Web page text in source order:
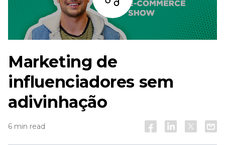
Ouça
Marketing de
influenciadores sem
adivinhação
6 min read